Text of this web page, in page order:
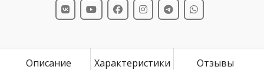
Описание Характеристики Отзывы